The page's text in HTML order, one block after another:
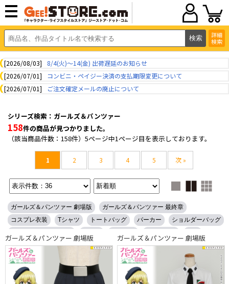
詳細
検索
[2026/08/03]
8/4(火)～14(金) 出荷遅延のお知らせ
[2026/07/01]
コンビニ・ペイジー決済の支払期限変更について
[2026/07/01]
ご注文確定メールの廃止について
シリーズ検索：ガールズ＆パンツァー
158件の商品が見つかりました。
（該当商品件数：158件）5ページ中1ページ目を表示しております。
1 2 3 4 5 次 »
ガールズ＆パンツァー 劇場版
ガールズ＆パンツァー 最終章
コスプレ衣装
Tシャツ トートバッグ パーカー
ショルダーバッグ
黒系
青系 ブラウン系 ベージュ系 緑系
ガールズ＆パンツァー 劇場版 ガールズ＆パンツァー 劇場版